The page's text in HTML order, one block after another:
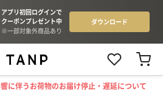
に伴うお荷物のお届け停止・遅延について